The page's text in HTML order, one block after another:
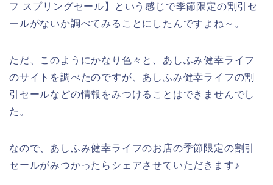
フ スプリングセール】という感じで季節限定の割引セ
ールがないか調べてみることにしたんですよね～。
ただ、このようにかなり色々と、あしふみ健幸ライフ
のサイトを調べたのですが、あしふみ健幸ライフの割
引セールなどの情報をみつけることはできませんでし
た。
なので、あしふみ健幸ライフのお店の季節限定の割引
セールがみつかったらシェアさせていただきます♪